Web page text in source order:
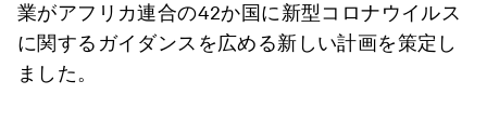
業がアフリカ連合の42か国に新型コロナウイルス
に関するガイダンスを広める新しい計画を策定し
ました。